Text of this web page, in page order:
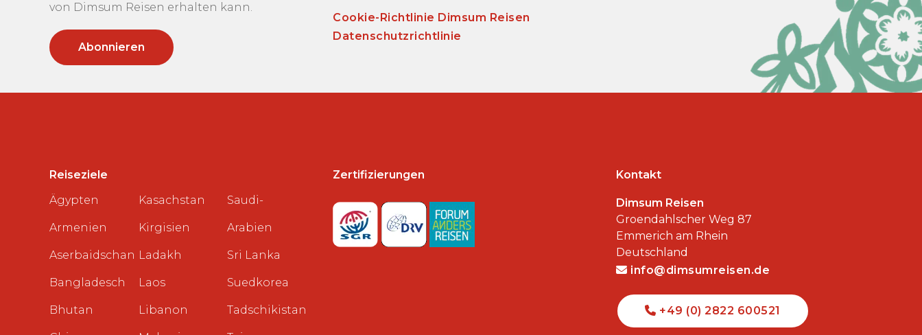
von Dimsum Reisen erhalten kann.
Cookie-Richtlinie Dimsum Reisen
Datenschutzrichtlinie
Reiseziele
Ägypten
Armenien
Aserbaidschan
Bangladesch
Bhutan
Kasachstan
Kirgisien
Ladakh
Laos
Libanon
Saudi-
Arabien
Sri Lanka
Suedkorea
Tadschikistan
Zertifizierungen Kontakt
Dimsum Reisen
Groendahlscher Weg 87
Emmerich am Rhein
Deutschland
info@dimsumreisen.de
+49 (0) 2822 600521